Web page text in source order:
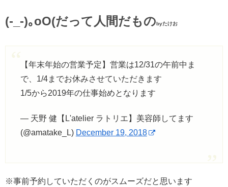
(-_-)｡oO(だって人間だものbyたけお
【年末年始の営業予定】営業は12/31の午前中ま
で、1/4までお休みさせていただきます
1/5から2019年の仕事始めとなります
— 天野 健【L'atelier ラトリエ】美容師してます
(@amatake_L) December 19, 2018
※事前予約していただくのがスムーズだと思います